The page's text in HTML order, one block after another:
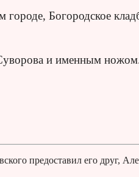
Богородское
и именным
предоставил его друг,